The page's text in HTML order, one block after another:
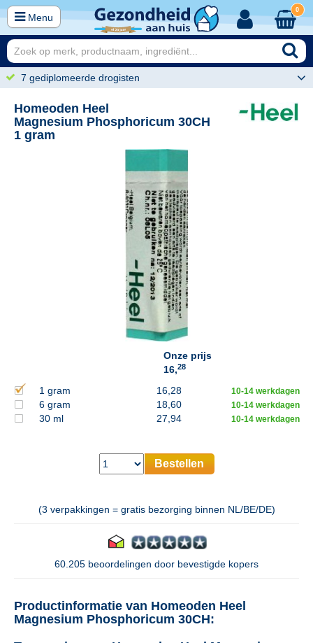
Menu
0
7 gediplomeerde drogisten
Homeoden Heel
Magnesium Phosphoricum 30CH
1 gram
Onze prijs
16,28
1 gram 16,28 10-14 werkdagen
6 gram 18,60 10-14 werkdagen
30 ml 27,94 10-14 werkdagen
Bestellen
(3 verpakkingen = gratis bezorging binnen NL/BE/DE)
60.205 beoordelingen door bevestigde kopers
Productinformatie van Homeoden Heel
Magnesium Phosphoricum 30CH: